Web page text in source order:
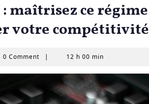
maîtrisez ce régime
votre compétitivité
0 Comment | 12 h 00 min